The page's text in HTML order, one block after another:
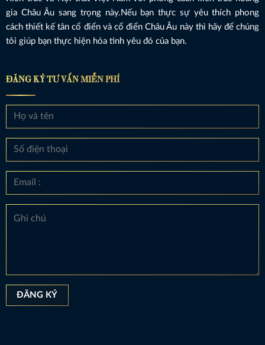
gia Châu Âu sang trọng này.Nếu bạn thực sự yêu thích phong
cách thiết kế tân cổ điển và cổ điển Châu Âu này thì hãy để chúng
tôi giúp bạn thực hiện hóa tình yêu đó của bạn.
ĐĂNG KÝ TƯ VẤN MIỄN PHÍ